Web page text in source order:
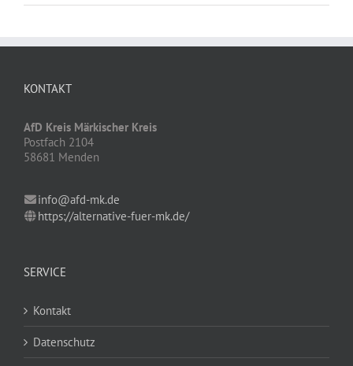
KONTAKT
AfD Kreis Märkischer Kreis
Postfach 2104
58681 Menden
info@afd-mk.de
https://alternative-fuer-mk.de/
SERVICE
Kontakt
Datenschutz